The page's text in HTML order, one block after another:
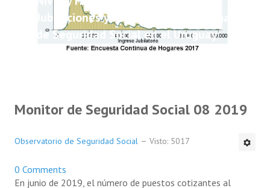
Jubilaciones y Pensiones del Sistema
de Seguridad Social en el Uruguay
Monitor de Seguridad Social 08 2019
Observatorio de Seguridad Social Visto: 5017
0 Comments
En junio de 2019, el número de puestos cotizantes al